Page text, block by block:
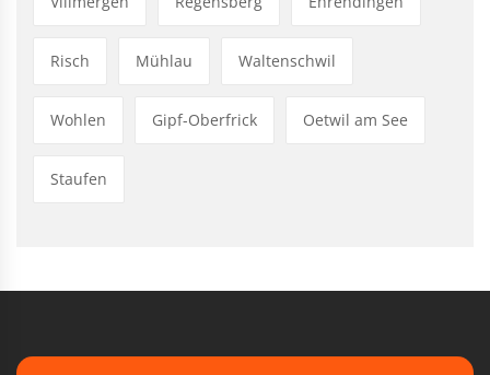
Risch Mühlau Waltenschwil
Wohlen Gipf-Oberfrick Oetwil am See
Staufen